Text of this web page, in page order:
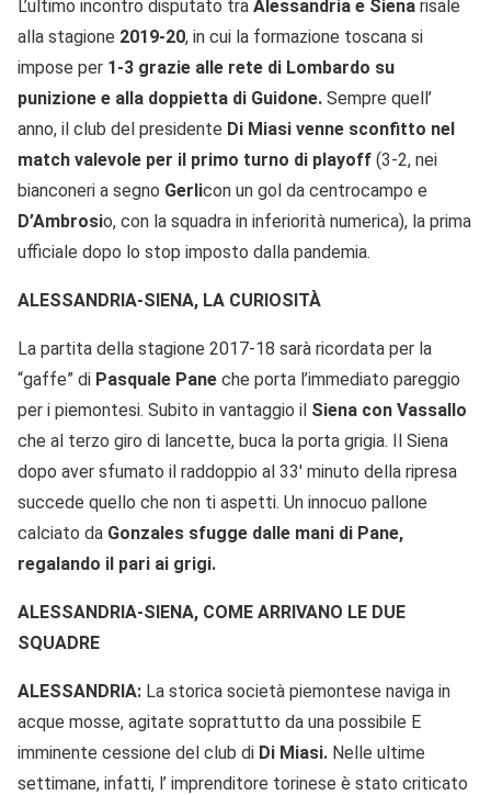
L’ultimo incontro disputato tra Alessandria e Siena risale
alla stagione 2019-20, in cui la formazione toscana si
impose per 1-3 grazie alle rete di Lombardo su
punizione e alla doppietta di Guidone. Sempre quell’
anno, il club del presidente Di Miasi venne sconfitto nel
match valevole per il primo turno di playoff (3-2, nei
bianconeri a segno Gerlicon un gol da centrocampo e
D’Ambrosio, con la squadra in inferiorità numerica), la prima
ufficiale dopo lo stop imposto dalla pandemia.
ALESSANDRIA-SIENA, LA CURIOSITÀ
La partita della stagione 2017-18 sarà ricordata per la
“gaffe” di Pasquale Pane che porta l’immediato pareggio
per i piemontesi. Subito in vantaggio il Siena con Vassallo
che al terzo giro di lancette, buca la porta grigia. Il Siena
dopo aver sfumato il raddoppio al 33′ minuto della ripresa
succede quello che non ti aspetti. Un innocuo pallone
calciato da Gonzales sfugge dalle mani di Pane,
regalando il pari ai grigi.
ALESSANDRIA-SIENA, COME ARRIVANO LE DUE
SQUADRE
ALESSANDRIA: La storica società piemontese naviga in
acque mosse, agitate soprattutto da una possibile E
imminente cessione del club di Di Miasi. Nelle ultime
settimane, infatti, l’ imprenditore torinese è stato criticato